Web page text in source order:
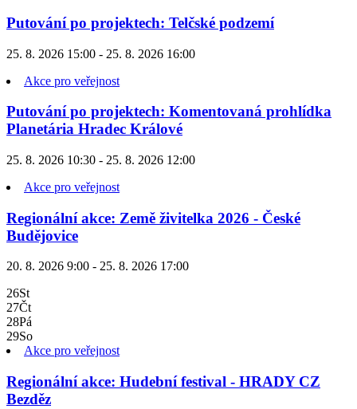
Putování po projektech: Telčské podzemí
25. 8. 2026 15:00 - 25. 8. 2026 16:00
Akce pro veřejnost
Putování po projektech: Komentovaná prohlídka
Planetária Hradec Králové
25. 8. 2026 10:30 - 25. 8. 2026 12:00
Akce pro veřejnost
Regionální akce: Země živitelka 2026 - České
Budějovice
20. 8. 2026 9:00 - 25. 8. 2026 17:00
26St
27Čt
28Pá
29So
Akce pro veřejnost
Regionální akce: Hudební festival - HRADY CZ
Bezděz